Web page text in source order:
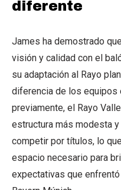
diferente
James ha demostrado
visión y calidad con el
su adaptación al Rayo
diferencia de los equipos
previamente, el Rayo
estructura más modesta
competir por títulos, lo
espacio necesario para
expectativas que